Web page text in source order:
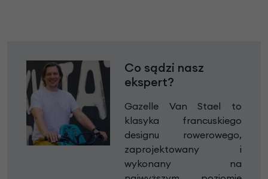
Co sądzi nasz
ekspert?
Gazelle Van Stael to
klasyka francuskiego
designu rowerowego,
zaprojektowany i
wykonany na